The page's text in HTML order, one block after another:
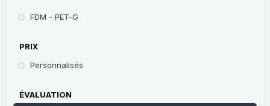
FDM - PET-G
PRIX
Personnalisés
ÉVALUATION